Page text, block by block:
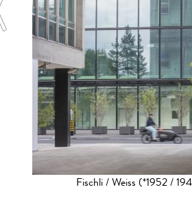
Fischli / Weiss (*1952 /